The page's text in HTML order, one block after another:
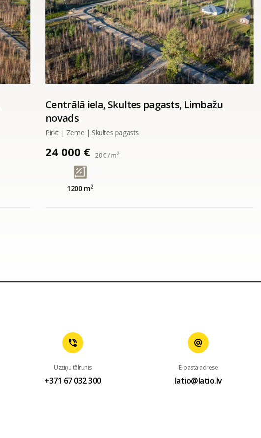
Centrālā iela, Skultes pagasts, Limbažu
novads
Pirkt | Zeme | Skultes pagasts
24 000 € 20 € / m2
1200 m2
Uzziņu tālrunis
+371 67 032 300
E-pasta adrese
latio@latio.lv